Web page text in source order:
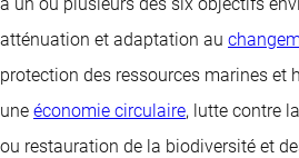
atténuation et adaptation au
protection des ressources marines et
une économie circulaire, lutte contre la
ou restauration de la biodiversité et